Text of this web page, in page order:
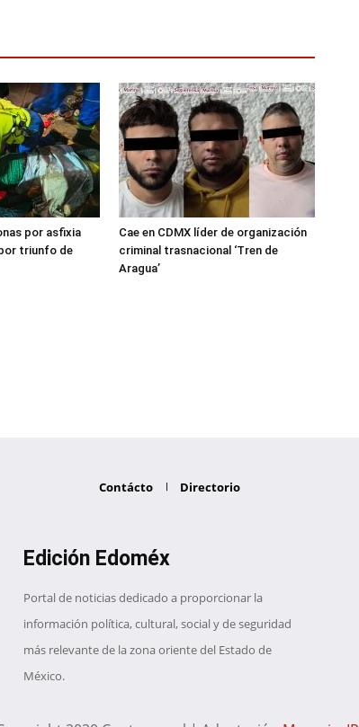
por asfixia
triunfo de
Cae en CDMX líder de organización
criminal trasnacional ‘Tren de
Aragua’
Contácto Directorio
Edición Edoméx
Portal de noticias dedicado a proporcionar la
información política, cultural, social y de seguridad
más relevante de la zona oriente del Estado de
México.